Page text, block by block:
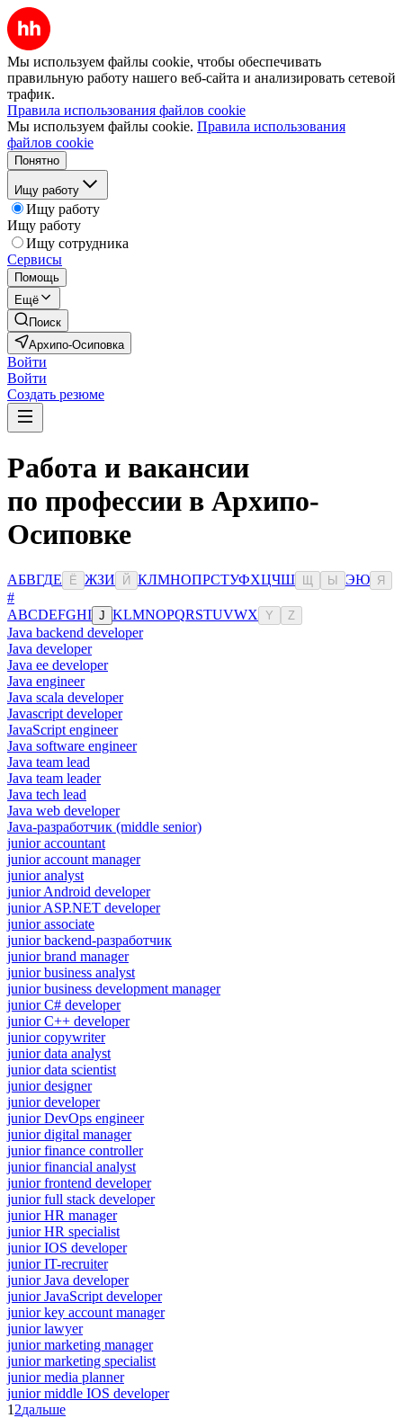
Мы используем файлы cookie, чтобы обеспечивать
правильную работу нашего веб-сайта и анализировать сетевой
трафик.
Правила использования файлов cookie
Мы используем файлы cookie. Правила использования
файлов cookie
Понятно
Ищу работу
Ищу работу
Ищу работу
Ищу сотрудника
Сервисы
Помощь
Ещё
Поиск
Архипо-Осиповка
Войти
Войти
Создать резюме
Работа и вакансии
по профессии в Архипо-
Осиповке
АБВГДЕ Ё ЖЗИ Й КЛМНОПРСТУФХЦЧШ Ы ЭЮ Я
#
ABCDEFGHI J KLMNOPQRSTUVWX Y Z
Java backend developer
Java developer
Java ee developer
Java engineer
Java scala developer
Javascript developer
JavaScript engineer
Java software engineer
Java team lead
Java team leader
Java tech lead
Java web developer
Java-разработчик (middle senior)
junior accountant
junior account manager
junior analyst
junior Android developer
junior ASP.NET developer
junior associate
junior backend-разработчик
junior brand manager
junior business analyst
junior business development manager
junior C# developer
junior C++ developer
junior copywriter
junior data analyst
junior data scientist
junior designer
junior developer
junior DevOps engineer
junior digital manager
junior finance controller
junior financial analyst
junior frontend developer
junior full stack developer
junior HR manager
junior HR specialist
junior IOS developer
junior IT-recruiter
junior Java developer
junior JavaScript developer
junior key account manager
junior lawyer
junior marketing manager
junior marketing specialist
junior media planner
junior middle IOS developer
1 2дальше